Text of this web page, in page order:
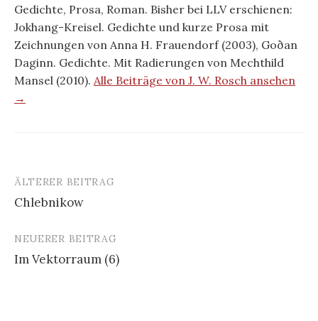
Gedichte, Prosa, Roman. Bisher bei LLV erschienen:
Jokhang-Kreisel. Gedichte und kurze Prosa mit
Zeichnungen von Anna H. Frauendorf (2003), Goðan
Daginn. Gedichte. Mit Radierungen von Mechthild
Mansel (2010). Alle Beiträge von J. W. Rosch ansehen
→
Beitrags-
Navigation
ÄLTERER BEITRAG
Chlebnikow
NEUERER BEITRAG
Im Vektorraum (6)